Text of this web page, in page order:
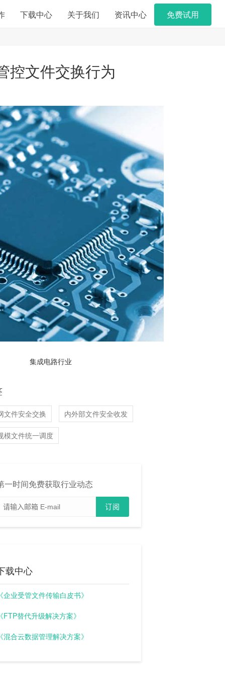
下载中心 关于我们 资讯中心 免费试用
控文件交换行为
集成电路行业
文件安全交换 内外部文件安全收发
模文件统一调度
一时间免费获取行业动态
载中心
企业受管文件传输白皮书》
FTP替代升级解决方案》
混合云数据管理解决方案》